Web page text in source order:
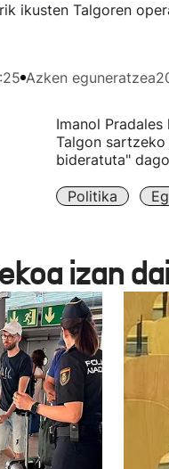
ikusten Talgoren
Azken eguneratzea
Imanol
Talgon
bideratuta"
Politika
izan